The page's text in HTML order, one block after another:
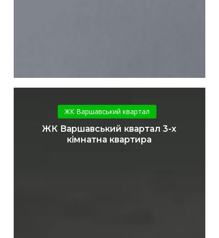
Варшавський
квартал
3-
х
ЖК Варшавський квартал
ЖК Варшавський квартал 3-х
кімнатна квартира